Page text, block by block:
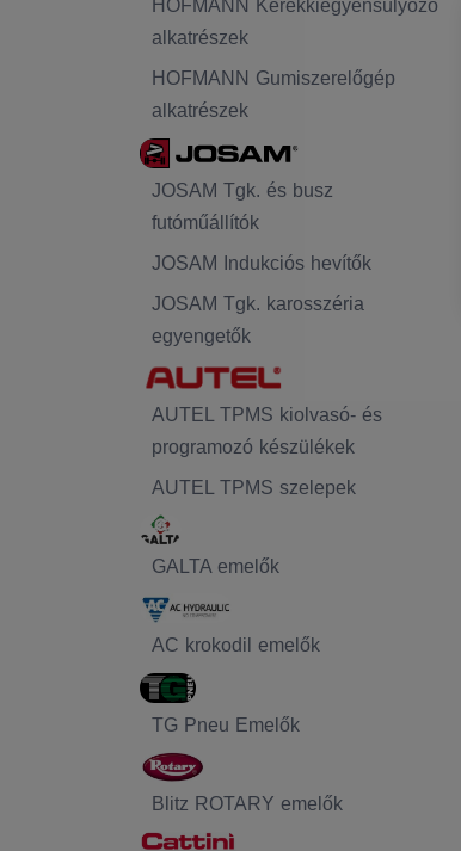
HOFMANN Kerékkiegyensúlyozó
alkatrészek
HOFMANN Gumiszerelőgép
alkatrészek
JOSAM Tgk. és busz
futóműállítók
JOSAM Indukciós hevítők
JOSAM Tgk. karosszéria
egyengetők
AUTEL TPMS kiolvasó- és
programozó készülékek
AUTEL TPMS szelepek
GALTA emelők
AC krokodil emelők
TG Pneu Emelők
Blitz ROTARY emelők